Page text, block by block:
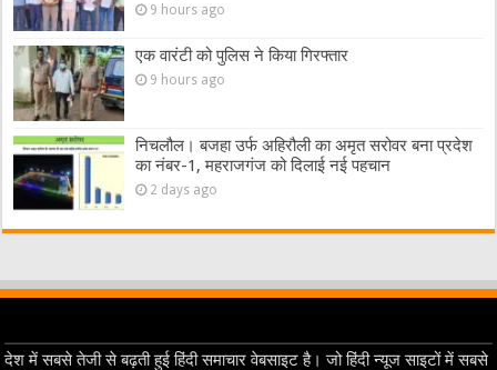
9 hours ago
एक वारंटी को पुलिस ने किया गिरफ्तार
9 hours ago
निचलौल। बजहा उर्फ अहिरौली का अमृत सरोवर बना प्रदेश
का नंबर-1, महराजगंज को दिलाई नई पहचान
2 days ago
देश में सबसे तेजी से बढ़ती हुई हिंदी समाचार वेबसाइट है। जो हिंदी न्यूज साइटों में सबसे